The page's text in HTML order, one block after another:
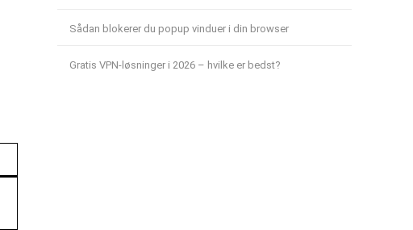
Sådan blokerer du popup vinduer i din browser
Gratis VPN-løsninger i 2026 – hvilke er bedst?